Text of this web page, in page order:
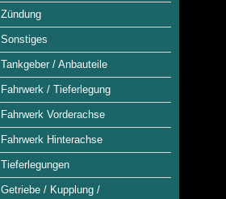
Zündung
Sonstiges
Tankgeber / Anbauteile
Fahrwerk / Tieferlegung
Fahrwerk Vorderachse
Fahrwerk Hinterachse
Tieferlegungen
Getriebe / Kupplung /